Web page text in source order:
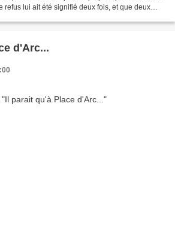
refus lui ait été signifié deux fois, et que deux
d'Arc...